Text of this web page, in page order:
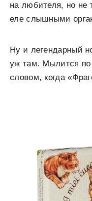
на любителя, но не
еле слышными
Ну и легендарный
уж там. Мылится по
словом, когда